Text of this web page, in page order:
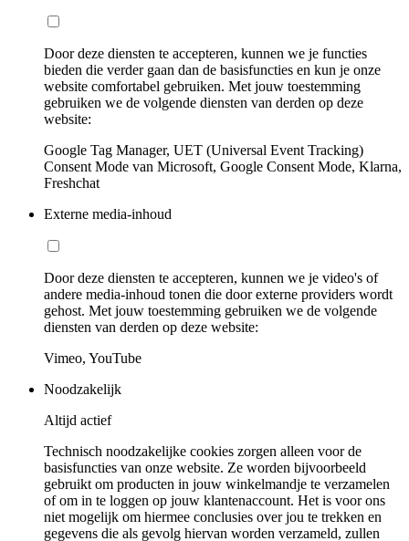
Door deze diensten te accepteren, kunnen we je functies
bieden die verder gaan dan de basisfuncties en kun je onze
website comfortabel gebruiken. Met jouw toestemming
gebruiken we de volgende diensten van derden op deze
website:
Google Tag Manager, UET (Universal Event Tracking)
Consent Mode van Microsoft, Google Consent Mode, Klarna,
Freshchat
Externe media-inhoud
Door deze diensten te accepteren, kunnen we je video's of
andere media-inhoud tonen die door externe providers wordt
gehost. Met jouw toestemming gebruiken we de volgende
diensten van derden op deze website:
Vimeo, YouTube
Noodzakelijk
Altijd actief
Technisch noodzakelijke cookies zorgen alleen voor de
basisfuncties van onze website. Ze worden bijvoorbeeld
gebruikt om producten in jouw winkelmandje te verzamelen
of om in te loggen op jouw klantenaccount. Het is voor ons
niet mogelijk om hiermee conclusies over jou te trekken en
gegevens die als gevolg hiervan worden verzameld, zullen